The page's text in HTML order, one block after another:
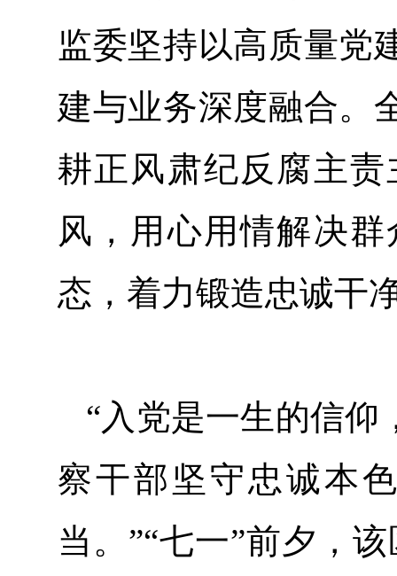
监委坚持以高质量党
建与业务深度融合。
耕正风肃纪反腐主
风，用心用情解决
态，着力锻造忠诚干
“入党是一生的信
察干部坚守忠诚本
当。”“七一”前夕，